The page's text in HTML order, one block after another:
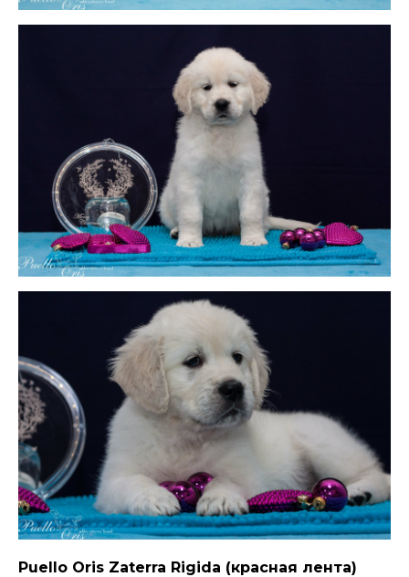
Puello Oris Zaterra Rigida (красная лента)